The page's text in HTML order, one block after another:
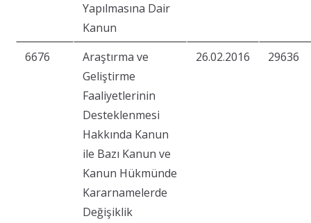
Yapılmasına Dair
Kanun
6676
Araştırma ve
Geliştirme
Faaliyetlerinin
Desteklenmesi
Hakkında Kanun
ile Bazı Kanun ve
Kanun Hükmünde
Kararnamelerde
Değişiklik
26.02.2016 29636